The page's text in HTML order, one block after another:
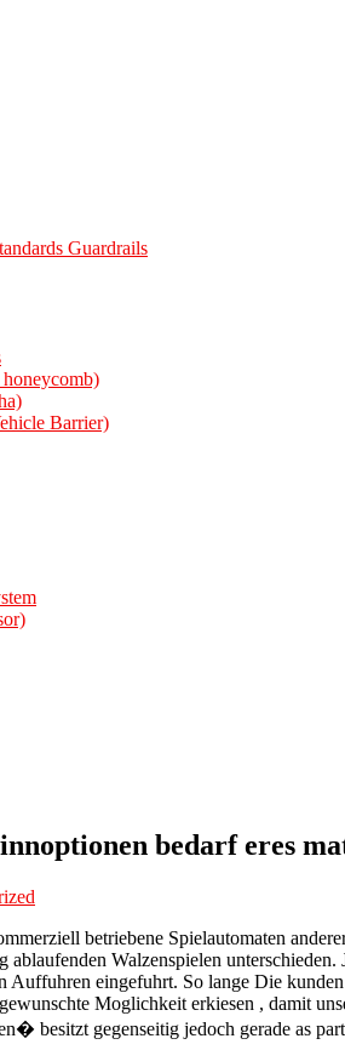
Guardrails
Barrier)
bedarf eres
betriebene Spielautomaten
ablaufenden Walzenspielen
eingefuhrt. So lange Die
Moglichkeit erkiesen , damit
besitzt gegenseitig jedoch gerade as